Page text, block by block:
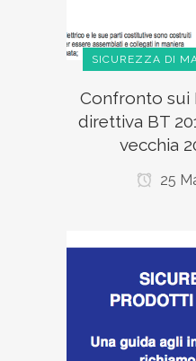
SICUREZZA DI
Confronto sui
direttiva BT
vecchia
25